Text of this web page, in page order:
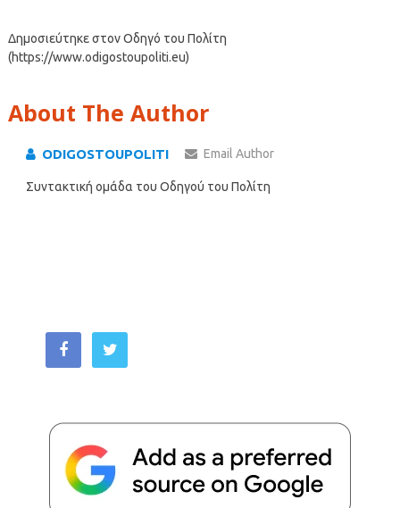
Δημοσιεύτηκε στον Οδηγό του Πολίτη
(https://www.odigostoupoliti.eu)
About The Author
ODIGOSTOUPOLITI Email Author
Συντακτική ομάδα του Οδηγού του Πολίτη